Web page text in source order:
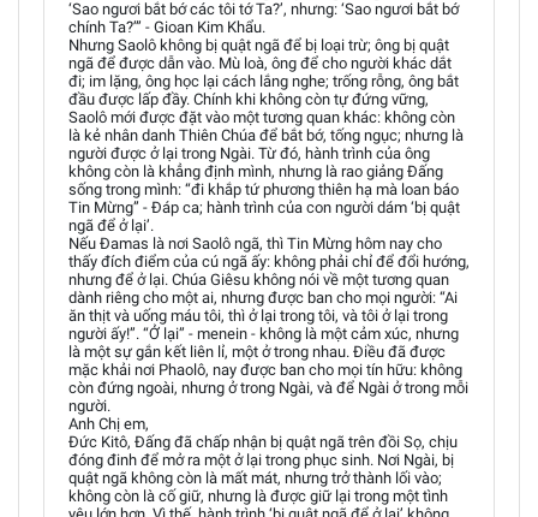
‘Sao ngươi bắt bớ các tôi tớ Ta?’, nhưng: ‘Sao ngươi bắt bớ
chính Ta?’” - Gioan Kim Khẩu.
Nhưng Saolô không bị quật ngã để bị loại trừ; ông bị quật
ngã để được dẫn vào. Mù loà, ông để cho người khác dắt
đi; im lặng, ông học lại cách lắng nghe; trống rỗng, ông bắt
đầu được lấp đầy. Chính khi không còn tự đứng vững,
Saolô mới được đặt vào một tương quan khác: không còn
là kẻ nhân danh Thiên Chúa để bắt bớ, tống ngục; nhưng là
người được ở lại trong Ngài. Từ đó, hành trình của ông
không còn là khẳng định mình, nhưng là rao giảng Đấng
sống trong mình: “đi khắp tứ phương thiên hạ mà loan báo
Tin Mừng” - Đáp ca; hành trình của con người dám ‘bị quật
ngã để ở lại’.
Nếu Đamas là nơi Saolô ngã, thì Tin Mừng hôm nay cho
thấy đích điểm của cú ngã ấy: không phải chỉ để đổi hướng,
nhưng để ở lại. Chúa Giêsu không nói về một tương quan
dành riêng cho một ai, nhưng được ban cho mọi người: “Ai
ăn thịt và uống máu tôi, thì ở lại trong tôi, và tôi ở lại trong
người ấy!”. “Ở lại” - menein - không là một cảm xúc, nhưng
là một sự gắn kết liên lỉ, một ở trong nhau. Điều đã được
mặc khải nơi Phaolô, nay được ban cho mọi tín hữu: không
còn đứng ngoài, nhưng ở trong Ngài, và để Ngài ở trong mỗi
người.
Anh Chị em,
Đức Kitô, Đấng đã chấp nhận bị quật ngã trên đồi Sọ, chịu
đóng đinh để mở ra một ở lại trong phục sinh. Nơi Ngài, bị
quật ngã không còn là mất mát, nhưng trở thành lối vào;
không còn là cố giữ, nhưng là được giữ lại trong một tình